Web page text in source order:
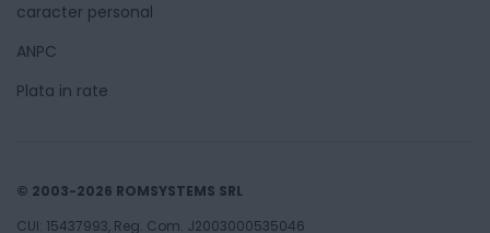
caracter personal
ANPC
Plata in rate
© 2003-2026 ROMSYSTEMS SRL
CUI: 15437993, Reg. Com. J2003000535046